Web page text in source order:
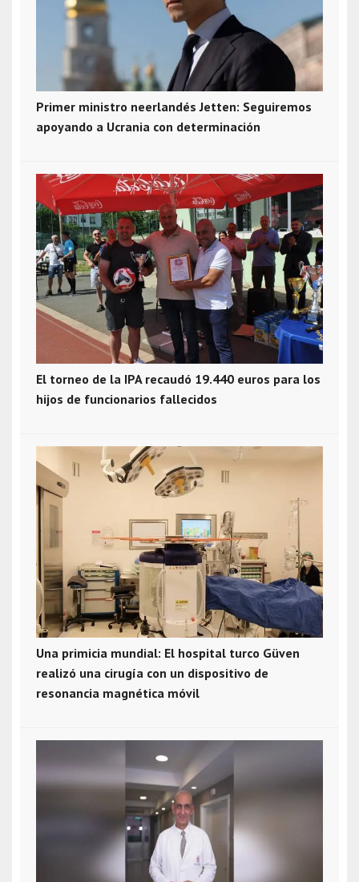
Primer ministro neerlandés Jetten: Seguiremos
apoyando a Ucrania con determinación
El torneo de la IPA recaudó 19.440 euros para los
hijos de funcionarios fallecidos
Una primicia mundial: El hospital turco Güven
realizó una cirugía con un dispositivo de
resonancia magnética móvil